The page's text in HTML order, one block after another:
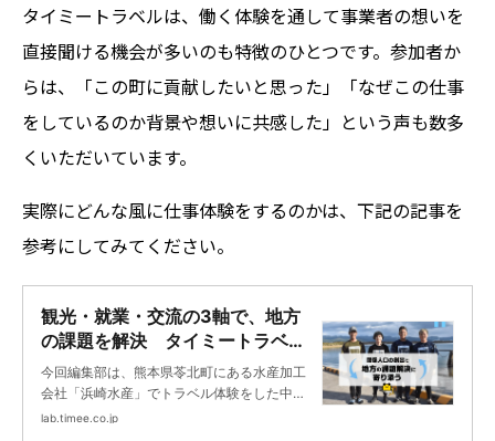
タイミートラベルは、働く体験を通して事業者の想いを
直接聞ける機会が多いのも特徴のひとつです。参加者か
らは、「この町に貢献したいと思った」「なぜこの仕事
をしているのか背景や想いに共感した」という声も数多
くいただいています。
実際にどんな風に仕事体験をするのかは、下記の記事を
参考にしてみてください。
観光・就業・交流の3軸で、地方
の課題を解決 タイミートラベル
×自治体×地方銀行の取り組み @
熊本県苓北町 | タイミーラボ - ス
キマで働く、世界が広がる。
今回編集部は、熊本県苓北町にある水産加工
会社「浜崎水産」でトラベル体験をした中村
さん、そして苓北町で本プロジェクトを担当
lab.timee.co.jp